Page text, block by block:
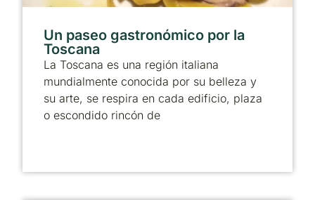
Un paseo gastronómico por la
Toscana
La Toscana es una región italiana
mundialmente conocida por su belleza y
su arte, se respira en cada edificio, plaza
o escondido rincón de